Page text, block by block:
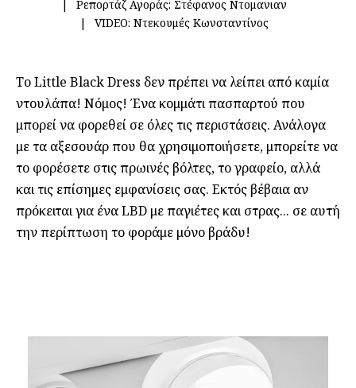
Ρεπορτάζ Αγοράς: Στέφανος Ντομανιαν
VIDEO: Ντεκουμές Κωνσταντίνος
Το Little Black Dress δεν πρέπει να λείπει από καμία
ντουλάπα! Νόμος! Ένα κομμάτι πασπαρτού που
μπορεί να φορεθεί σε όλες τις περιστάσεις. Ανάλογα
με τα αξεσουάρ που θα χρησιμοποιήσετε, μπορείτε να
το φορέσετε στις πρωινές βόλτες, το γραφείο, αλλά
και τις επίσημες εμφανίσεις σας. Εκτός βέβαια αν
πρόκειται για ένα LBD με παγιέτες και στρας... σε αυτή
την περίπτωση το φοράμε μόνο βράδυ!